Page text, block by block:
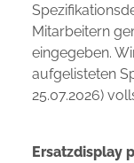
Mitarbeitern
eingegeben.
aufgelisteten
25.07.2026)
Ersatzdisplay